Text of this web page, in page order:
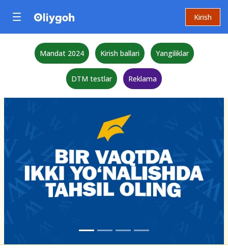
Kirish
Mandat 2024 Kirish ballari Yangiliklar
DTM testlar Reklama